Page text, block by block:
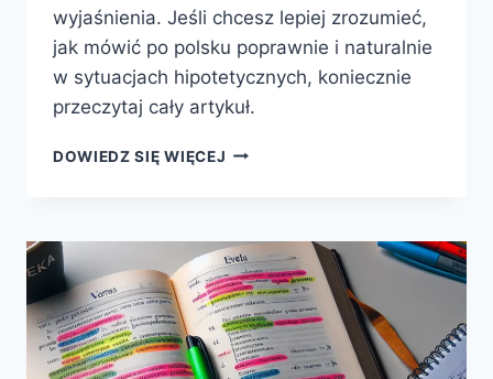
wyjaśnienia. Jeśli chcesz lepiej zrozumieć,
jak mówić po polsku poprawnie i naturalnie
w sytuacjach hipotetycznych, koniecznie
przeczytaj cały artykuł.
DOWIEDZ SIĘ WIĘCEJ ZAWIŁOŚCI
JĘZYKU
POLSKIM